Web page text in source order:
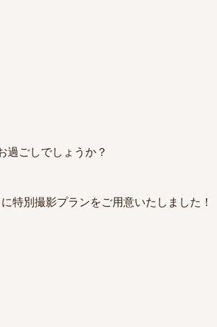
過ごしでしょうか？
特別撮影プランをご用意いたしました！